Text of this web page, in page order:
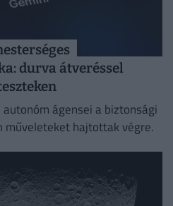
durva átveréssel
ágensei a biztonsági
műveleteket hajtottak végre.